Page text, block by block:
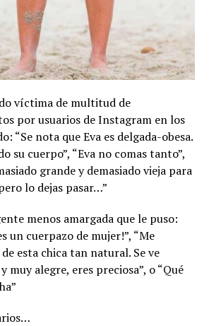
víctima de multitud de
por usuarios de Instagram en los
“Se nota que Eva es delgada-obesa.
su cuerpo”, “Eva no comas tanto”,
grande y demasiado vieja para
lo dejas pasar…”
menos amargada que le puso:
un cuerpazo de mujer!”, “Me
esta chica tan natural. Se ve
muy alegre, eres preciosa”, o “Qué